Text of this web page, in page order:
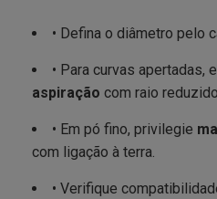
• Defina o diâmetro pelo
• Para curvas apertadas,
aspiração com raio
• Em pó fino, privilegie
com ligação à terra.
• Verifique